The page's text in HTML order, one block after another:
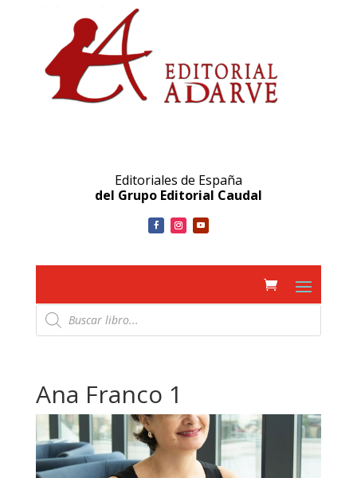
Editoriales de España
del Grupo Editorial Caudal
Búsqueda
de
productos
Ana Franco 1